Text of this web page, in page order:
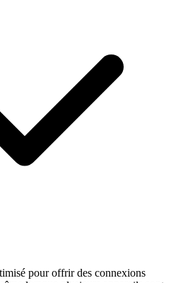
pour offrir des connexions